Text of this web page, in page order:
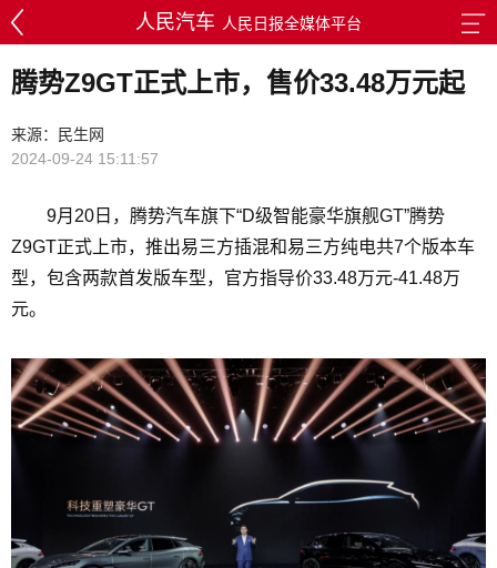
人民汽车 人民日报全媒体平台
腾势Z9GT正式上市，售价33.48万元起
来源：民生网
2024-09-24 15:11:57
9月20日，腾势汽车旗下“D级智能豪华旗舰GT”腾势
Z9GT正式上市，推出易三方插混和易三方纯电共7个版本车
型，包含两款首发版车型，官方指导价33.48万元-41.48万
元。